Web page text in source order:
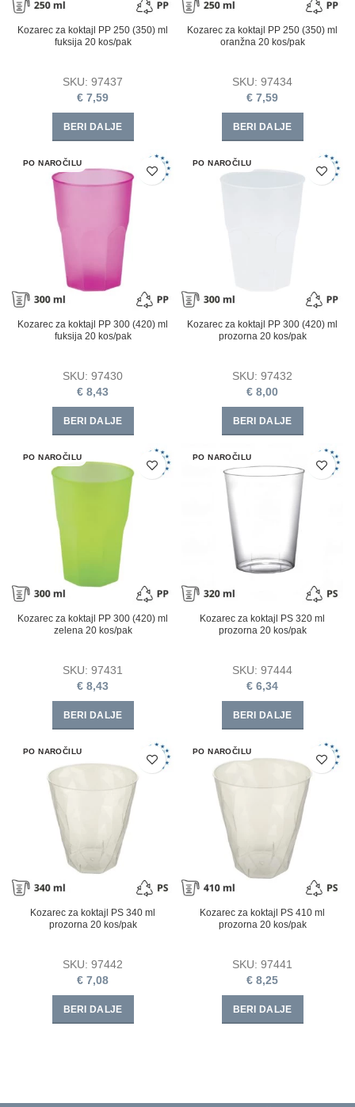
Kozarec za koktajl PP 250 (350) ml
fuksija 20 kos/pak
SKU: 97437
€ 7,59
BERI DALJE
Kozarec za koktajl PP 250 (350) ml
oranžna 20 kos/pak
SKU: 97434
€ 7,59
BERI DALJE
PO NAROČILU
Kozarec za koktajl PP 300 (420) ml
fuksija 20 kos/pak
SKU: 97430
€ 8,43
BERI DALJE
PO NAROČILU
Kozarec za koktajl PP 300 (420) ml
prozorna 20 kos/pak
SKU: 97432
€ 8,00
BERI DALJE
PO NAROČILU
Kozarec za koktajl PP 300 (420) ml
zelena 20 kos/pak
SKU: 97431
€ 8,43
BERI DALJE
PO NAROČILU
Kozarec za koktajl PS 320 ml
prozorna 20 kos/pak
SKU: 97444
€ 6,34
BERI DALJE
PO NAROČILU
Kozarec za koktajl PS 340 ml
prozorna 20 kos/pak
SKU: 97442
€ 7,08
BERI DALJE
PO NAROČILU
Kozarec za koktajl PS 410 ml
prozorna 20 kos/pak
SKU: 97441
€ 8,25
BERI DALJE